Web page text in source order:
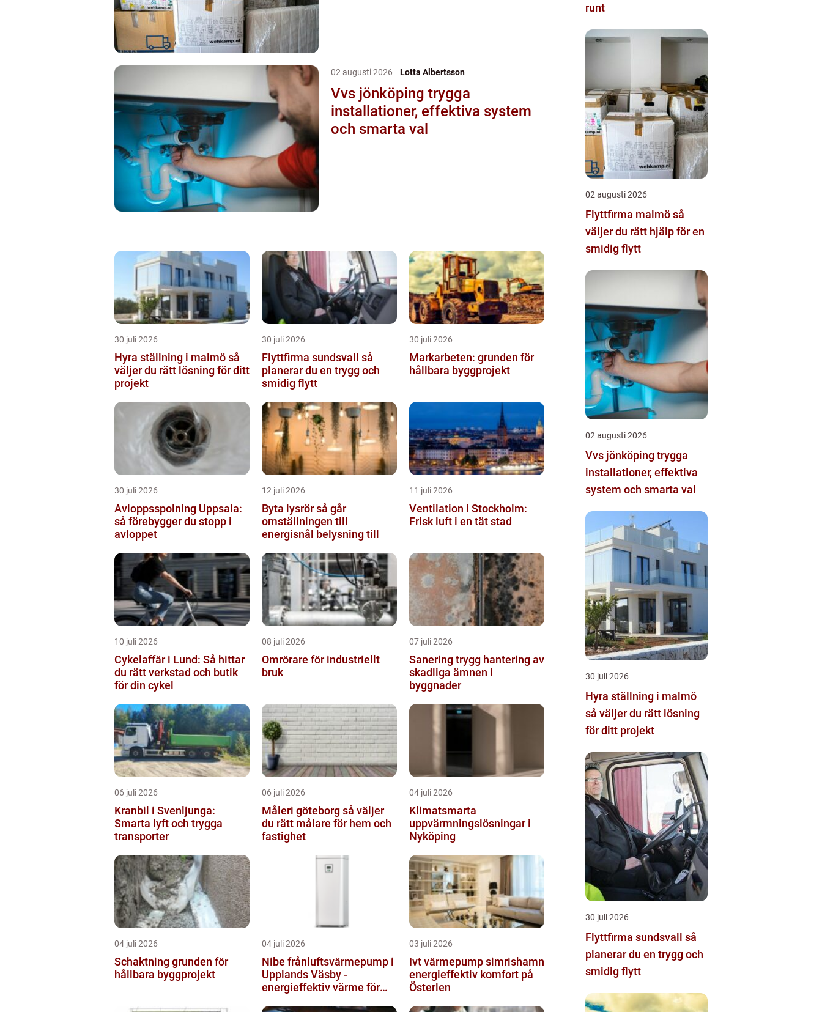
02 augusti 2026 Lotta Albertsson
Vvs jönköping trygga
installationer, effektiva system
och smarta val
30 juli 2026
Hyra ställning i malmö så
väljer du rätt lösning för ditt
projekt
30 juli 2026
Flyttfirma sundsvall så
planerar du en trygg och
smidig flytt
30 juli 2026
Markarbeten: grunden för
hållbara byggprojekt
30 juli 2026
Avloppsspolning Uppsala:
så förebygger du stopp i
avloppet
12 juli 2026
Byta lysrör så går
omställningen till
energisnål belysning till
11 juli 2026
Ventilation i Stockholm:
Frisk luft i en tät stad
10 juli 2026
Cykelaffär i Lund: Så hittar
du rätt verkstad och butik
för din cykel
08 juli 2026
Omrörare för industriellt
bruk
07 juli 2026
Sanering trygg hantering av
skadliga ämnen i
byggnader
06 juli 2026
Kranbil i Svenljunga:
Smarta lyft och trygga
transporter
06 juli 2026
Måleri göteborg så väljer
du rätt målare för hem och
fastighet
04 juli 2026
Klimatsmarta
uppvärmningslösningar i
Nyköping
04 juli 2026
Schaktning grunden för
hållbara byggprojekt
04 juli 2026
Nibe frånluftsvärmepump i
Upplands Väsby -
energieffektiv värme för
03 juli 2026
Ivt värmepump simrishamn
energieffektiv komfort på
Österlen
runt
02 augusti 2026
Flyttfirma malmö så
väljer du rätt hjälp för en
smidig flytt
02 augusti 2026
Vvs jönköping trygga
installationer, effektiva
system och smarta val
30 juli 2026
Hyra ställning i malmö
så väljer du rätt lösning
för ditt projekt
30 juli 2026
Flyttfirma sundsvall så
planerar du en trygg och
smidig flytt